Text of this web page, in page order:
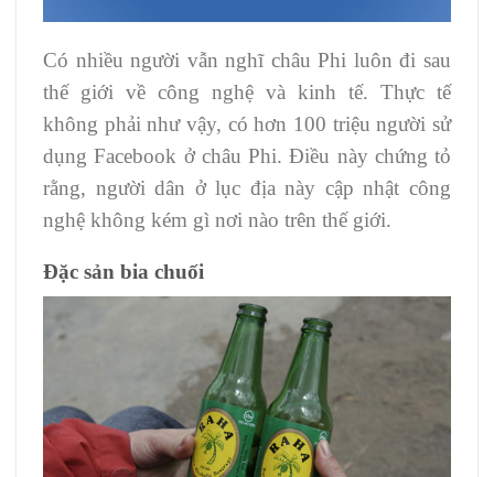
Có nhiều người vẫn nghĩ châu Phi luôn đi sau
thế giới về công nghệ và kinh tế. Thực tế
không phải như vậy, có hơn 100 triệu người sử
dụng Facebook ở châu Phi. Điều này chứng tỏ
rằng, người dân ở lục địa này cập nhật công
nghệ không kém gì nơi nào trên thế giới.
Đặc sản bia chuối